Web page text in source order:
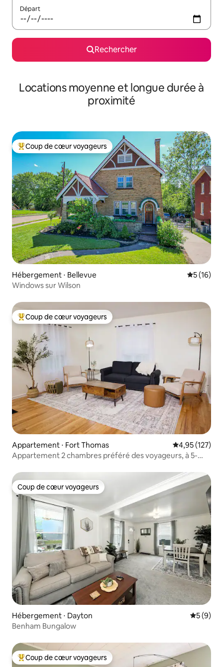
Départ
Rechercher
Locations moyenne et longue durée à
proximité
Coups de cœur voyageurs les plus appréciés
Coup de cœur voyageurs
Hébergement ⋅ Bellevue
5 (16)
Windows sur Wilson
Coups de cœur voyageurs les plus appréciés
Coup de cœur voyageurs
Appartement ⋅ Fort Thomas Évaluation
4,95 (127)
Appartement 2 chambres préféré des voyageurs, à 5-
Coup de cœur voyageurs
Coup de cœur voyageurs
Hébergement ⋅ Dayton
5 (9)
Benham Bungalow
Coups de cœur voyageurs les plus appréciés
Coup de cœur voyageurs